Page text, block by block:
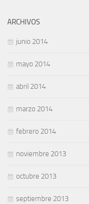
ARCHIVOS
junio 2014
mayo 2014
abril 2014
marzo 2014
febrero 2014
noviembre 2013
octubre 2013
septiembre 2013